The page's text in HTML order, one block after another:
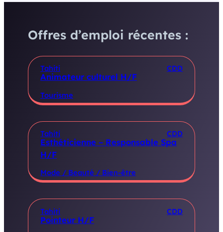
Offres d’emploi récentes :
Tahiti CDD
Animateur culturel H/F
Tourisme
Tahiti CDD
Esthéticienne – Responsable Spa
H/F
Mode / Beauté / Bien-être
Tahiti CDD
Pointeur H/F